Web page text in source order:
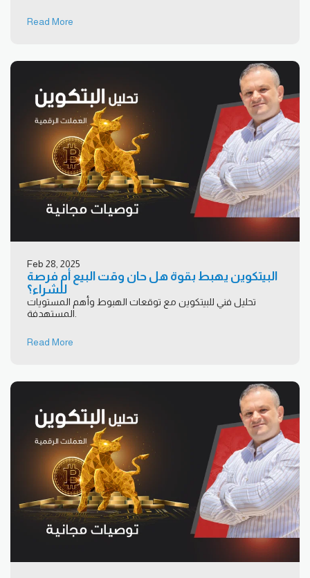
Read More
Feb 28, 2025
البيتكوين يهبط بقوة هل حان وقت البيع أم فرصة
للشراء؟
تحليل فني للبيتكوين مع توقعات الهبوط وأهم المستويات
Read More